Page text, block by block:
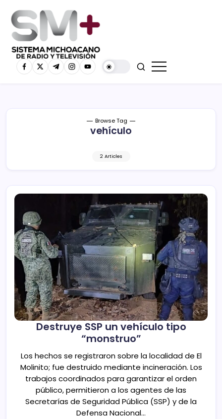
Browse Tag
vehículo
2 Articles
Destruye SSP un vehículo tipo
“monstruo”
Los hechos se registraron sobre la localidad de El
Molinito; fue destruido mediante incineración. Los
trabajos coordinados para garantizar el orden
público, permitieron a los agentes de las
Secretarías de Seguridad Pública (SSP) y de la
Defensa Nacional…